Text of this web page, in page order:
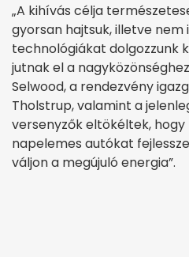
„A kihívás célja
gyorsan hajtsuk, illetve nem
technológiákat dolgozzunk
jutnak el a
Selwood, a rendezvény
Tholstrup, valamint a
versenyzők eltökéltek,
napelemes autókat
váljon a megújuló energia”.